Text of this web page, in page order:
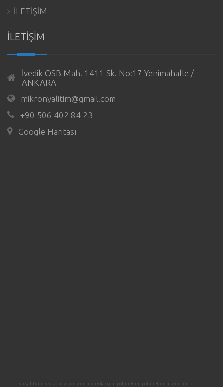
İLETİŞİM
İLETİŞİM
İvedik OSB Mah. 1411 Sk. No:17 Yenimahalle /
ANKARA
mikronyalitim@gmail.com
+90 506 402 84 23
Google Haritası
su yalıtımı su izolasyonu yalıtım izolasyon poliüretan
poliüretan su yalıtımı